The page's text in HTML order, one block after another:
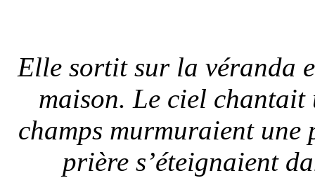
Elle sortit sur la véranda
maison. Le ciel chantait
champs murmuraient une
prière s’éteignaient